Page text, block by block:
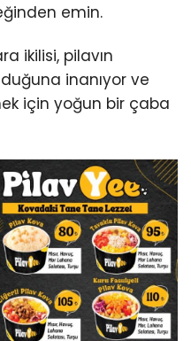
emin.
ikilisi, pilavın
inanıyor ve
için yoğun bir çaba